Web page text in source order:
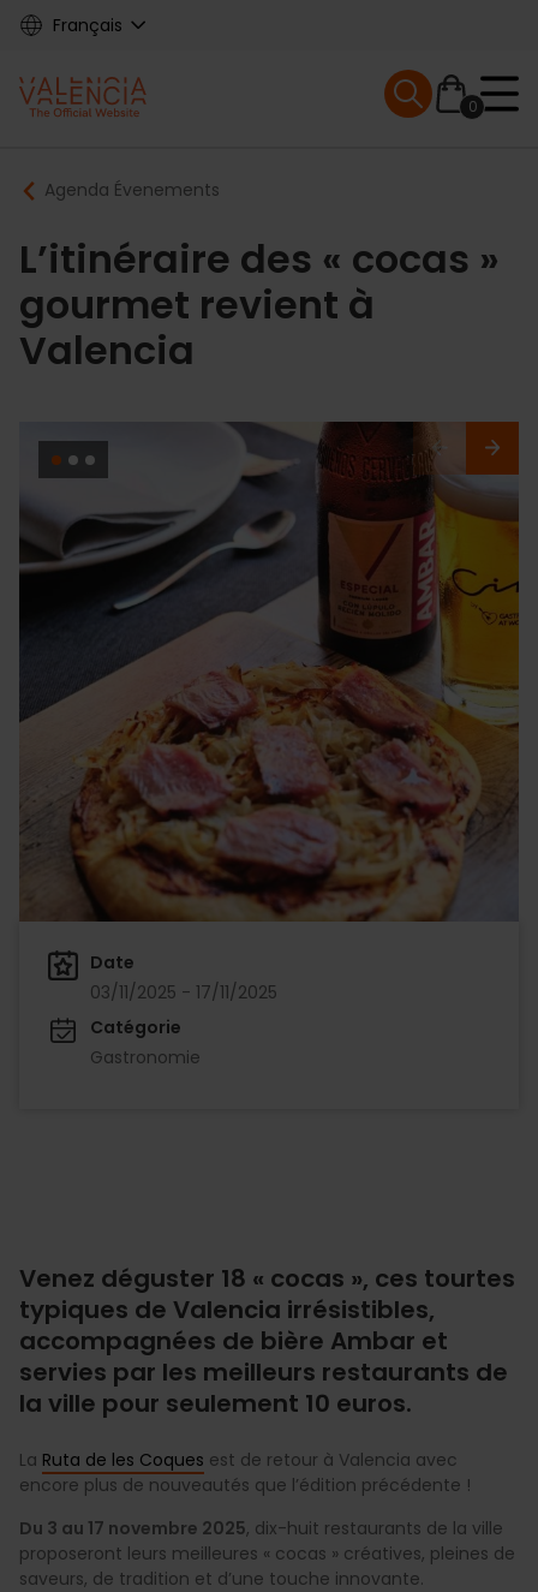
Skip
content
Français
Main
navigation
0
Mobile menu
Breadcrumb
Agenda Évenements
L’itinéraire des « cocas »
gourmet revient à
Valencia
Date
03/11/2025 - 17/11/2025
Catégorie
Gastronomie
Venez déguster 18 « cocas », ces tourtes
typiques de Valencia irrésistibles,
accompagnées de bière Ambar et
servies par les meilleurs restaurants de
la ville pour seulement 10 euros.
La Ruta de les Coques est de retour à Valencia avec
encore plus de nouveautés que l’édition précédente !
Du 3 au 17 novembre 2025, dix-huit restaurants de la ville
proposeront leurs meilleures « cocas » créatives, pleines de
saveurs, de tradition et d’une touche innovante.